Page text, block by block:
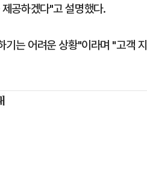
공하겠다"고 설명했다.
는 어려운 상황"이라며 "고객